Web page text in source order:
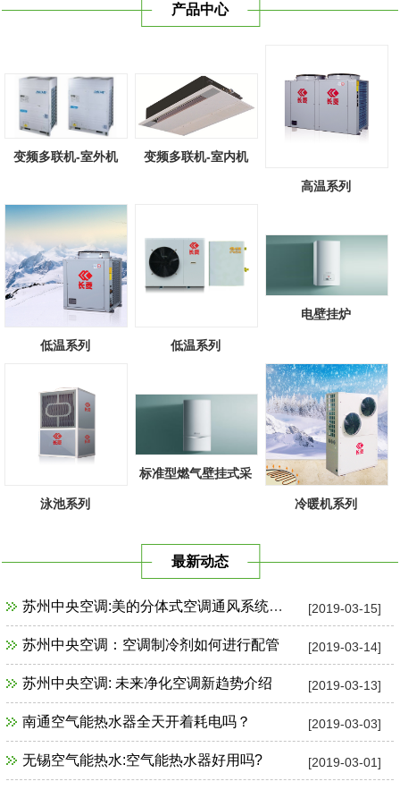
与时俱进，树立良好的企业形象，以优质的服务、优质的技术
产品中心
变频多联机-室外机 变频多联机-室内机
高温系列
低温系列 低温系列
电壁挂炉
泳池系列
标准型燃气壁挂式采
冷暖机系列
最新动态
[2019-03-15]
苏州中央空调:美的分体式空调通风系统故障检修
[2019-03-14]
苏州中央空调：空调制冷剂如何进行配管
[2019-03-13]
苏州中央空调: 未来净化空调新趋势介绍
[2019-03-03]
南通空气能热水器全天开着耗电吗？
[2019-03-01]
无锡空气能热水:空气能热水器好用吗?